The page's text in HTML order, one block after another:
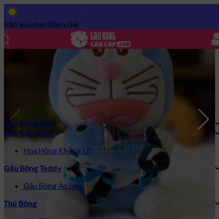
Săn Voucher Giảm Giá
Gấu Bông Noel
Hoa Gấu Bông
Hoa Hồng Khổng Lồ
Gấu Bông Teddy
Gấu Bông Áo Len
Thú Bông
Trang Chủ